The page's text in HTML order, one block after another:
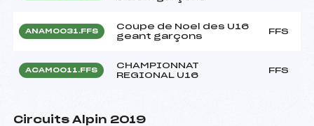
ANAM0031.FFS
Coupe de Noel des U16
geant garçons
FFS
ACAM0011.FFS
CHAMPIONNAT
REGIONAL U16
FFS
Circuits Alpin 2019